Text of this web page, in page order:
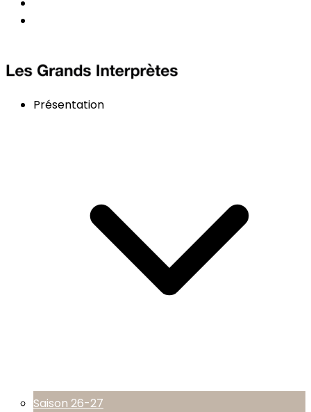
Présentation
Saison 26-27